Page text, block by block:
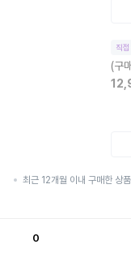
직
(구
최근 12개월 이내 구매한 상
0